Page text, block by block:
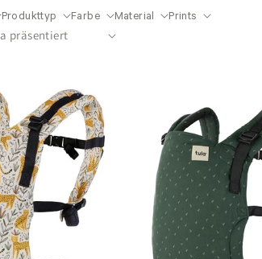
Produkttyp Farbe Material Prints